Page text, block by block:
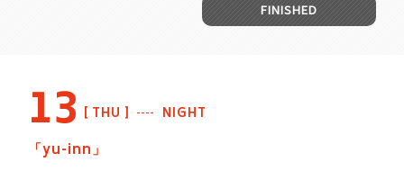
FINISHED
13 THU NIGHT
「yu-inn」